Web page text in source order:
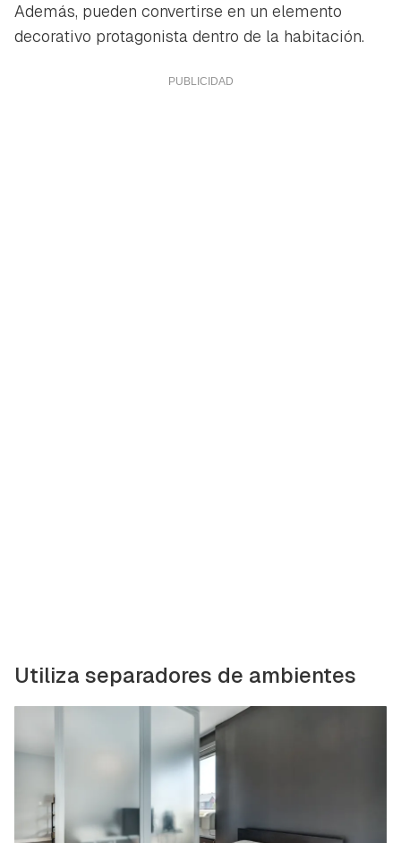
Además, pueden convertirse en un elemento
decorativo protagonista dentro de la habitación.
Utiliza separadores de ambientes